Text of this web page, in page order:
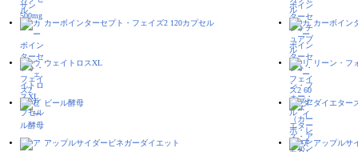
カーボインターセプト・フェイズ2 120カプセル カーボイン
ウェイトロスXL リーン・フ
ビール酵母 ダイエター
アップルサイダービネガーダイエット アップルサ